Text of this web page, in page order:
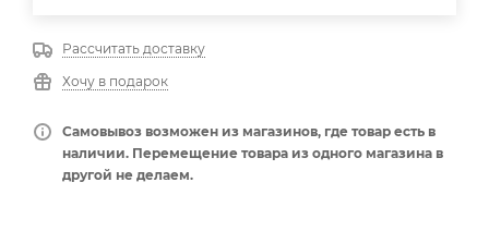
Рассчитать доставку
Хочу в подарок
Самовывоз возможен из магазинов, где товар есть в
наличии. Перемещение товара из одного магазина в
другой не делаем.